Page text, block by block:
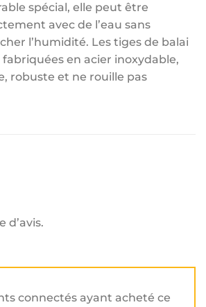
spécial, elle peut être
avec de l’eau sans
l’humidité. Les tiges de balai
en acier inoxydable,
robuste et ne rouille pas
d’avis.
connectés ayant acheté ce